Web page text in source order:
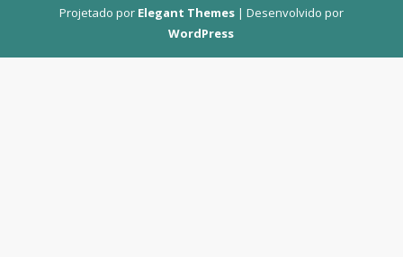
Projetado por Elegant Themes| Desenvolvido por
WordPress